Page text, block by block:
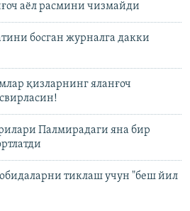
аëл расмини чизмайди
босган журналга дакки
қизларнинг яланғоч
Палмирадаги яна бир
тиклаш учун "беш йил